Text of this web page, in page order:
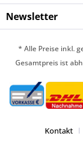
Newsletter
* Alle Preise inkl.
Gesamtpreis ist
Kontakt